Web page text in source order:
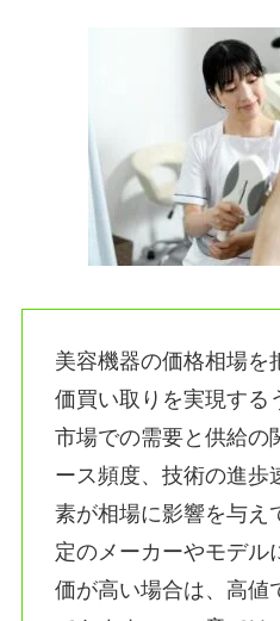
美容機器の価格相場を
価買い取りを実現する
市場での需要と供給の
ース頻度、技術の進歩
素が相場に影響を与え
定のメーカーやモデル
価が高い場合は、高値